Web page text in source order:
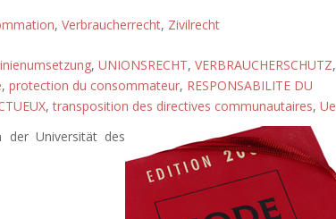
, Verbraucherrecht, Zivilrecht
, UNIONSRECHT, VERBRAUCHERSCHUTZ,
, protection du consommateur, RESPONSABILITE DU
,transposition des directives communautaires, Ue
der Universität des